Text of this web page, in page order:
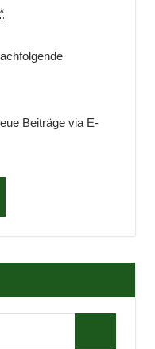
*
Beiträge via E-